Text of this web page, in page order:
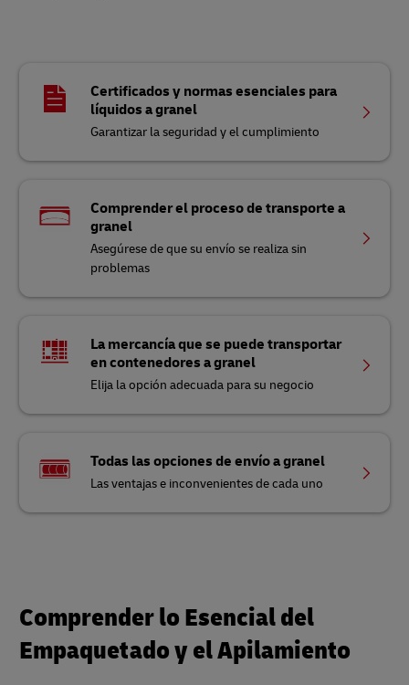
Certificados y normas esenciales para
líquidos a granel
Garantizar la seguridad y el cumplimiento
Comprender el proceso de transporte a
granel
Asegúrese de que su envío se realiza sin
problemas
La mercancía que se puede transportar
en contenedores a granel
Elija la opción adecuada para su negocio
Todas las opciones de envío a granel
Las ventajas e inconvenientes de cada uno
Comprender lo Esencial del
Empaquetado y el Apilamiento